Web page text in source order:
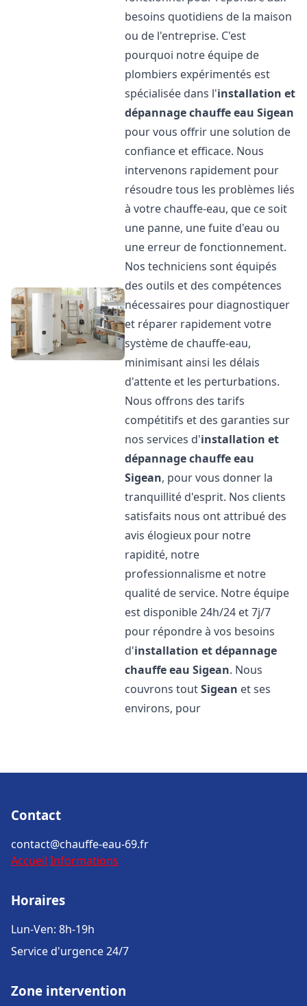
besoins quotidiens de la maison
ou de l'entreprise. C'est
pourquoi notre équipe de
plombiers expérimentés est
spécialisée dans l'installation et
dépannage chauffe eau Sigean
pour vous offrir une solution de
confiance et efficace. Nous
intervenons rapidement pour
résoudre tous les problèmes liés
à votre chauffe-eau, que ce soit
une panne, une fuite d'eau ou
une erreur de fonctionnement.
Nos techniciens sont équipés
des outils et des compétences
nécessaires pour diagnostiquer
et réparer rapidement votre
système de chauffe-eau,
minimisant ainsi les délais
d'attente et les perturbations.
Nous offrons des tarifs
compétitifs et des garanties sur
nos services d'installation et
dépannage chauffe eau
Sigean, pour vous donner la
tranquillité d'esprit. Nos clients
satisfaits nous ont attribué des
avis élogieux pour notre
rapidité, notre
professionnalisme et notre
qualité de service. Notre équipe
est disponible 24h/24 et 7j/7
pour répondre à vos besoins
d'installation et dépannage
chauffe eau Sigean. Nous
couvrons toutSigean et ses
environs, pour
Contact
contact@chauffe-eau-69.fr
Accueil Informations
Horaires
Lun-Ven: 8h-19h
Service d'urgence 24/7
Zone intervention